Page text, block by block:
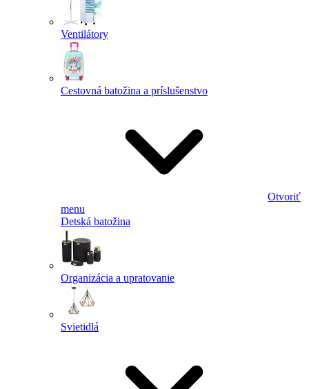
Ventilátory
Cestovná batožina a príslušenstvo
Otvoriť
menu
Detská batožina
Organizácia a upratovanie
Svietidlá